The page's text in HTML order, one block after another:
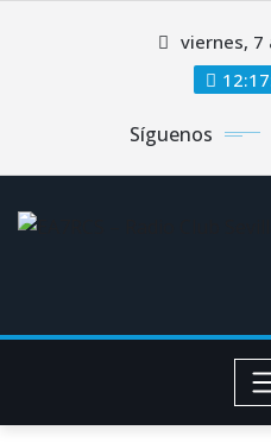
viernes, 7
Síguenos